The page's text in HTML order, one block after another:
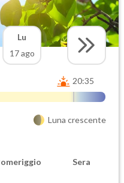
Lu
17 ago
20:35
Luna crescente
Sera